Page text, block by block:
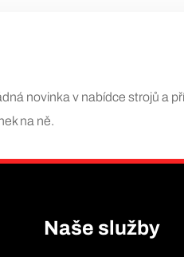
novinka v nabídce strojů a
na ně.
Naše služby